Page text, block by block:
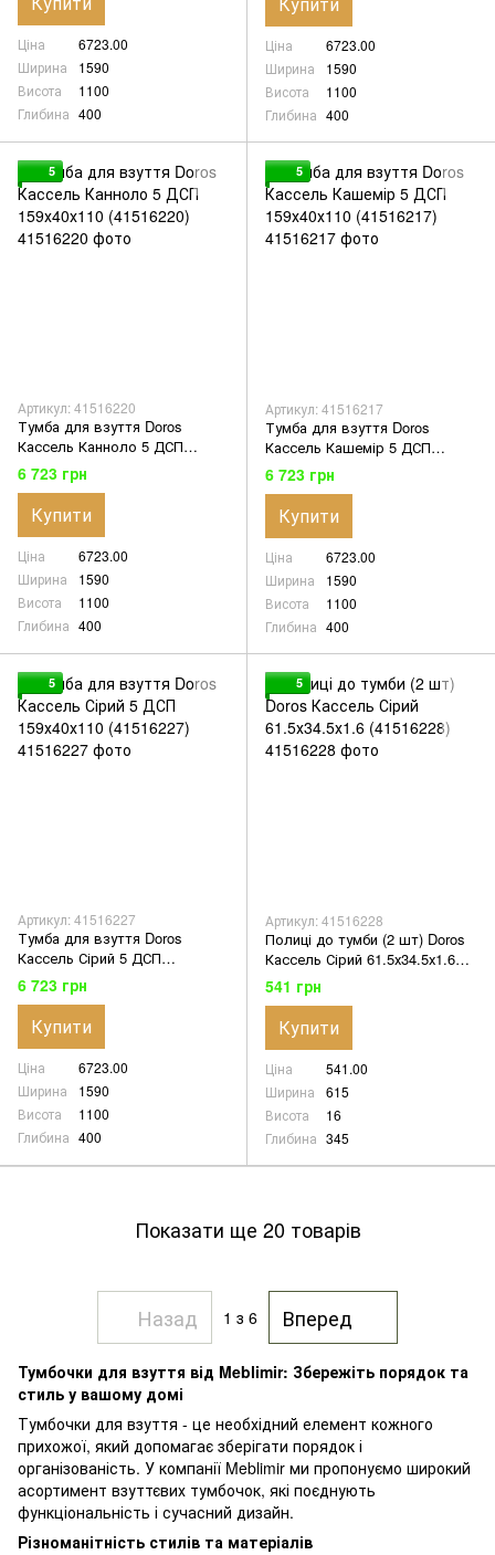
Тумбочки для взуття від Meblimir: Збережіть порядок та
стиль у вашому домі
Тумбочки для взуття - це необхідний елемент кожного
прихожої, який допомагає зберігати порядок і
організованість. У компанії Meblimir ми пропонуємо широкий
асортимент взуттєвих тумбочок, які поєднують
функціональність і сучасний дизайн.
Різноманітність стилів та матеріалів
Ціна
6723.00
Ширина
1590
Висота
1100
Глибина 400
Ціна
6723.00
Ширина
1590
Висота
1100
Глибина 400
5
Артикул: 41516220
Тумба для взуття Doros
Кассель Канноло 5 ДСП
159х40х110 (41516220)
6 723 грн
Купити
Ціна
6723.00
Ширина
1590
Висота
1100
Глибина 400
5
Артикул: 41516217
Тумба для взуття Doros
Кассель Кашемір 5 ДСП
159х40х110 (41516217)
6 723 грн
Купити
Ціна
6723.00
Ширина
1590
Висота
1100
Глибина 400
5
Артикул: 41516227
Тумба для взуття Doros
Кассель Сірий 5 ДСП
159х40х110 (41516227)
6 723 грн
Купити
Ціна
6723.00
Ширина
1590
Висота
1100
Глибина 400
5
Артикул: 41516228
Полиці до тумби (2 шт) Doros
Кассель Сірий 61.5х34.5х1.6
(41516228)
541 грн
Купити
Ціна
541.00
Ширина
615
Висота
16
Глибина 345
Показати ще 20 товарів
Назад 1 з 6 Вперед